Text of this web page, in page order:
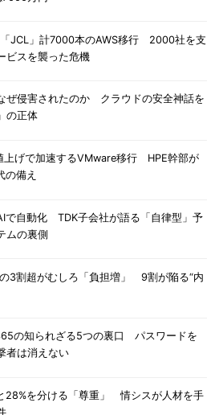
「JCL」計7000本のAWS移行 2000社を支
ビスを襲った危機
ぜ侵害されたのか クラウドの安全神話を
の正体
上げで加速するVMware移行 HPE幹部が
の備え
で自動化 TDK子会社が語る「自律型」予
ムの裏側
3割超がむしろ「負担増」 9割が陥る“内
の知られざる5つの裏口 パスワードを
者は消えない
28%を分ける「尊重」 情シスが人材を手